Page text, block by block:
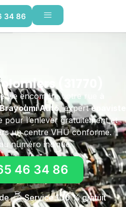
34 86
(31770)
vie encombre votre rue
Auto, expertépaviste
pour l’enlever gratuitement et
un centre VHU conforme.
numéro indiqué.
46 34 86
Service 100 % gratuit